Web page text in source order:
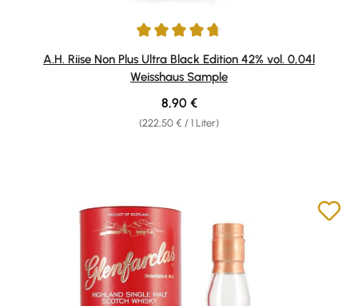
Durchschnittliche Bewertung von 4.75 von 5 Sternen
A.H. Riise Non Plus Ultra Black Edition 42% vol. 0,04l
Weisshaus Sample
(222,50 € / 1 Liter)
Regulärer Preis:
8,90 €